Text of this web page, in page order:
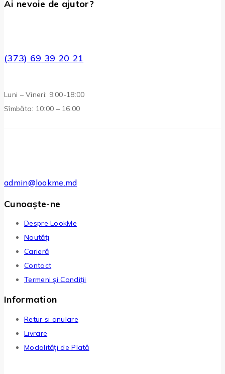
Ai nevoie de ajutor?
(373) 69 39 20 21
Luni – Vineri: 9:00-18:00
Sîmbăta: 10:00 – 16:00
admin@lookme.md
Cunoaște-ne
Despre LookMe
Noutăți
Carieră
Contact
Termeni și Condiții
Information
Retur si anulare
Livrare
Modalități de Plată